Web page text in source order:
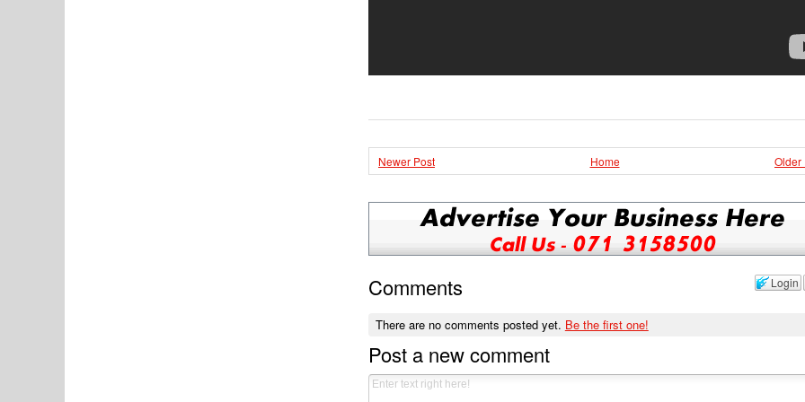
Newer Post Older
Home
Login
Comments
There are no comments posted yet. Be the first one!
Post a new comment